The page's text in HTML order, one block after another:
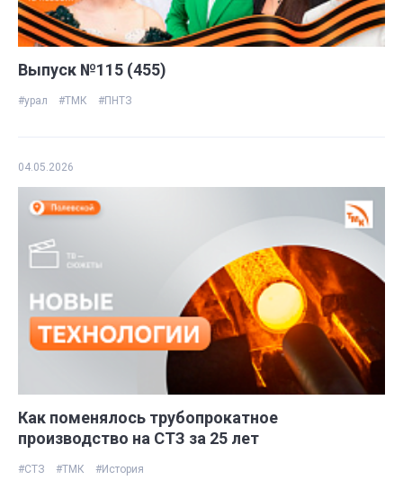
Выпуск №115 (455)
#урал #ТМК #ПНТЗ
04.05.2026
Как поменялось трубопрокатное
производство на СТЗ за 25 лет
#СТЗ #ТМК #История